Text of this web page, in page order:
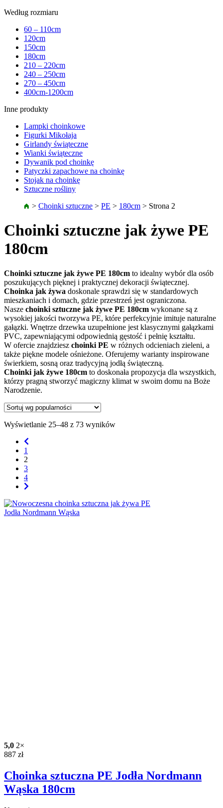
Według rozmiaru
60 – 110cm
120cm
150cm
180cm
210 – 220cm
240 – 250cm
270 – 450cm
400cm-1200cm
Inne produkty
Lampki choinkowe
Figurki Mikołaja
Girlandy świąteczne
Wianki świąteczne
Dywanik pod choinkę
Patyczki zapachowe na choinkę
Stojak na choinkę
Sztuczne rośliny
> Choinki sztuczne > PE > 180cm > Strona 2
Choinki sztuczne jak żywe PE
180cm
Choinki sztuczne jak żywe PE 180cm to idealny wybór dla osób
poszukujących pięknej i praktycznej dekoracji świątecznej.
Choinka jak żywa doskonale sprawdzi się w standardowych
mieszkaniach i domach, gdzie przestrzeń jest ograniczona.
Nasze choinki sztuczne jak żywe PE 180cm wykonane są z
wysokiej jakości tworzywa PE, które perfekcyjnie imituje naturalne
gałązki. Wnętrze drzewka uzupełnione jest klasycznymi gałązkami
PVC, zapewniającymi odpowiednią gęstość i pełnię kształtu.
W ofercie znajdziesz choinki PE w różnych odcieniach zieleni, a
także piękne modele ośnieżone. Oferujemy warianty inspirowane
świerkiem, sosną oraz tradycyjną jodłą świąteczną.
Choinki jak żywe 180cm to doskonała propozycja dla wszystkich,
którzy pragną stworzyć magiczny klimat w swoim domu na Boże
Narodzenie.
Wyświetlanie 25–48 z 73 wyników
1
2
3
4
5,0 2×
887 zł
Choinka sztuczna PE Jodła Nordmann
Wąska 180cm